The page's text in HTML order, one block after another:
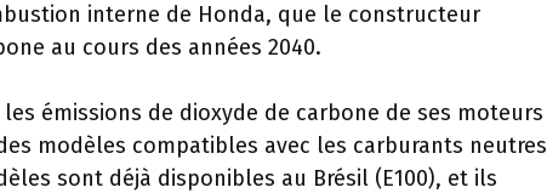
interne de Honda, que le constructeur
au cours des années 2040.
émissions de dioxyde de carbone de ses moteurs
modèles compatibles avec les carburants neutres
sont déjà disponibles au Brésil (E100), et ils